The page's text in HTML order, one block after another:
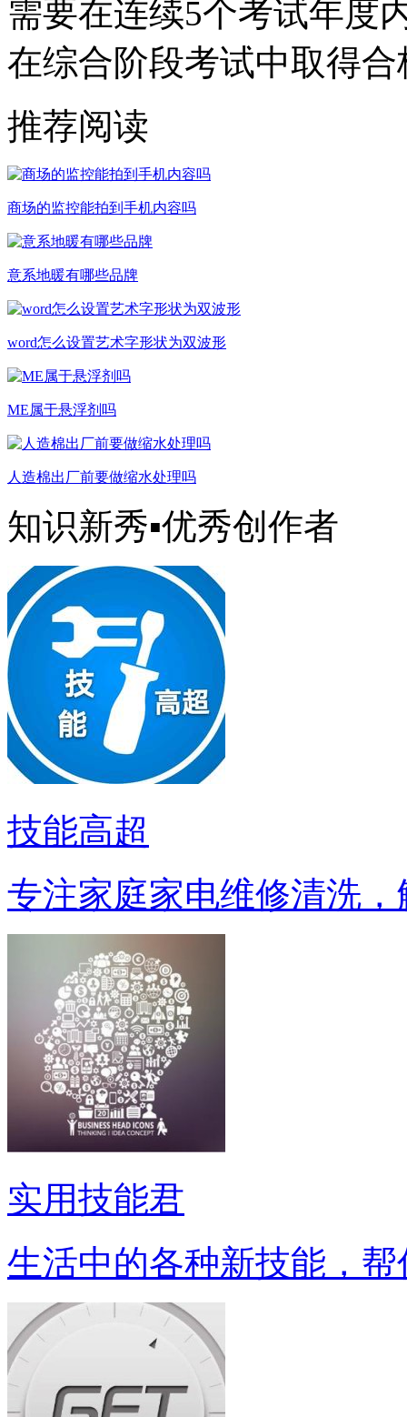
需要在连续5个考试年度
在综合阶段考试中取得
推荐阅读
商场的监控能拍到手机内容吗
意系地暖有哪些品牌
word怎么设置艺术字形状为双波形
ME属于悬浮剂吗
人造棉出厂前要做缩水处理吗
知识新秀▪优秀创作者
技能高超
专注家庭家电维修清洗
实用技能君
生活中的各种新技能，